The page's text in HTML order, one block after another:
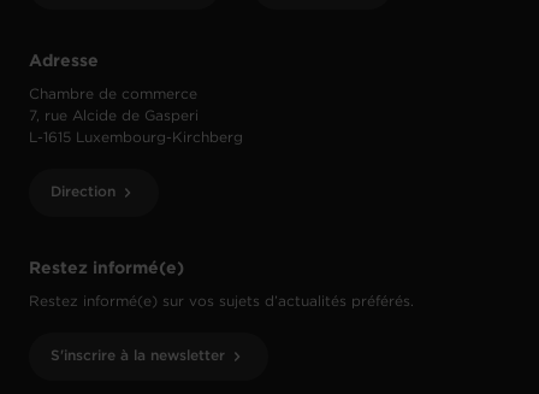
Restez informé(e)
Restez informé(e) sur vos sujets d’actualités préférés.
S'inscrire à la newsletter
Adresse
Chambre de commerce
7, rue Alcide de Gasperi
L-1615 Luxembourg-Kirchberg
Direction